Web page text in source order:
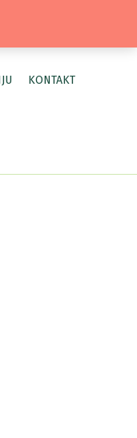
KONTAKT